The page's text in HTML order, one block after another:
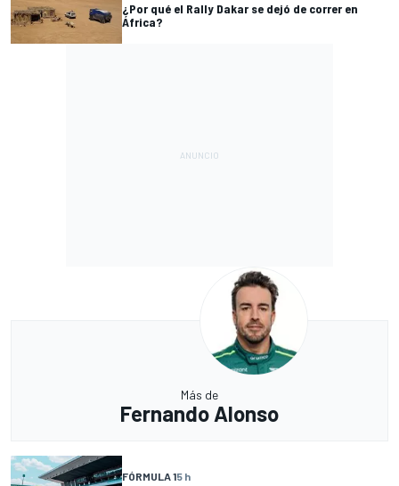
¿Por qué el Rally Dakar se dejó de correr en
África?
Más de
Fernando Alonso
FÓRMULA 15 h